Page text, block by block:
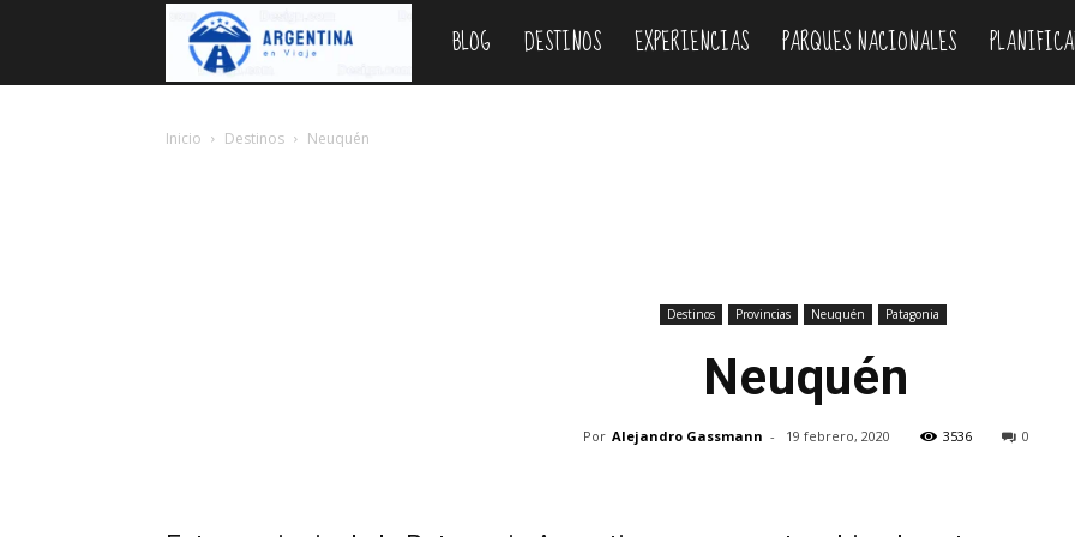
Argentina
BLOG DESTINOS EXPERIENCIAS PARQUES NACIONALES
Inicio Destinos Neuquén
Destinos Provincias Neuquén Patagonia
Neuquén
Por Alejandro Gassmann - 19 febrero, 2020 3536 0